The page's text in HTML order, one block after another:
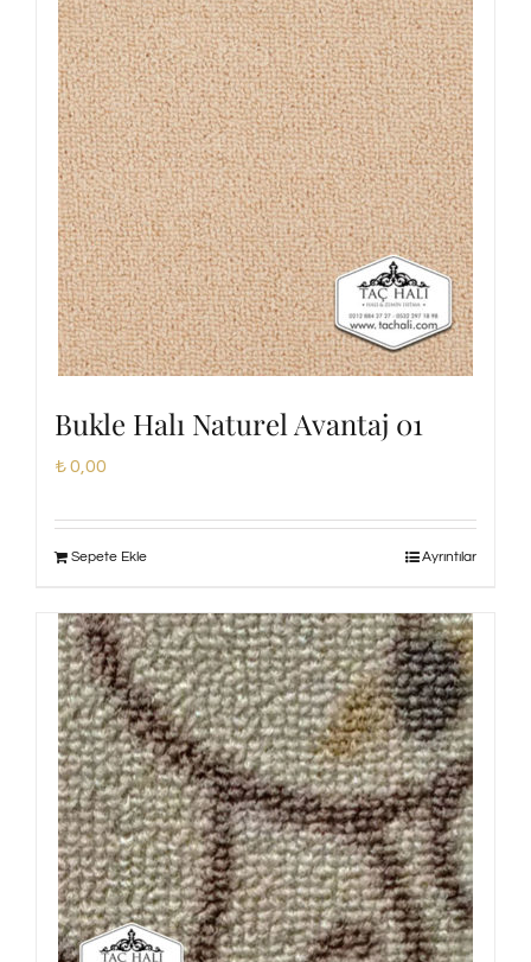
Bukle Halı Naturel Avantaj 01
₺0,00
Sepete Ekle Ayrıntılar